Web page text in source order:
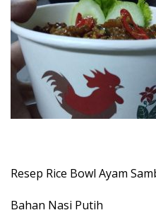
Resep Rice Bowl Ayam
Bahan Nasi Putih